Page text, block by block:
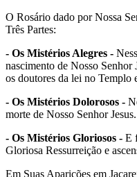
O Rosário dado por Nossa
Três Partes:
- Os Mistérios Alegres -
nascimento de Nosso Senhor
os doutores da lei no Templo
- Os Mistérios Dolorosos -
morte de Nosso Senhor Jesus.
- Os Mistérios Gloriosos - E
Gloriosa Ressurreição e
Em Suas Aparições em